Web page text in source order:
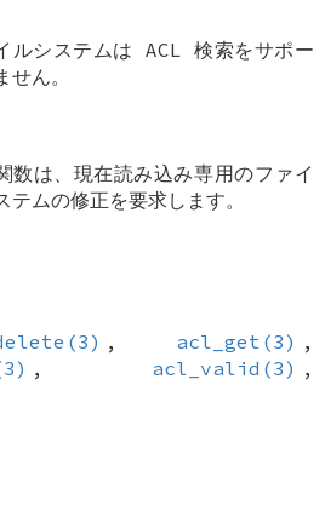
ルシステムは ACL 検索をサポー
せん。
数は、現在読み込み専用のファイ
テムの修正を要求します。
, acl_get(3) ,
, acl_valid(3) ,